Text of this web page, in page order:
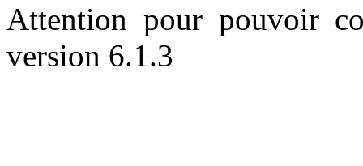
Attention pour pouvoir
version 6.1.3